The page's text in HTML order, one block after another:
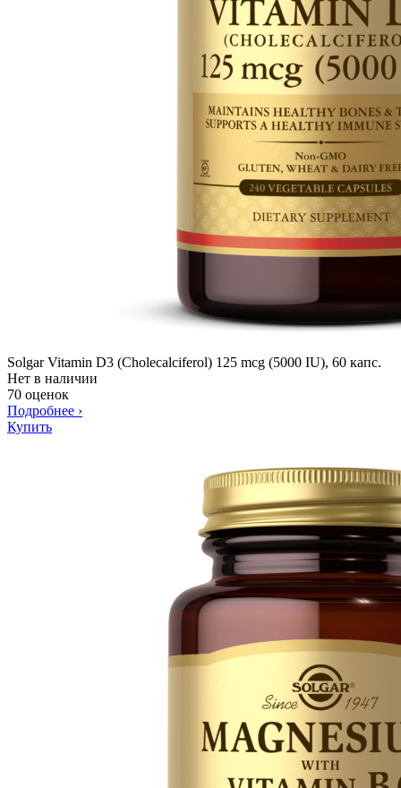
Solgar Vitamin D3 (Cholecalciferol) 125 mcg (5000 IU), 60 капс.
Нет в наличии
70 оценок
Подробнее ›
Купить